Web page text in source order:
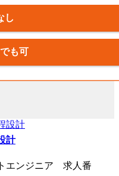
し
も可
計
エンジニア 求人番